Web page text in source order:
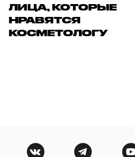
ЛИЦА, КОТОРЫЕ
НРАВЯТСЯ
КОСМЕТОЛОГУ